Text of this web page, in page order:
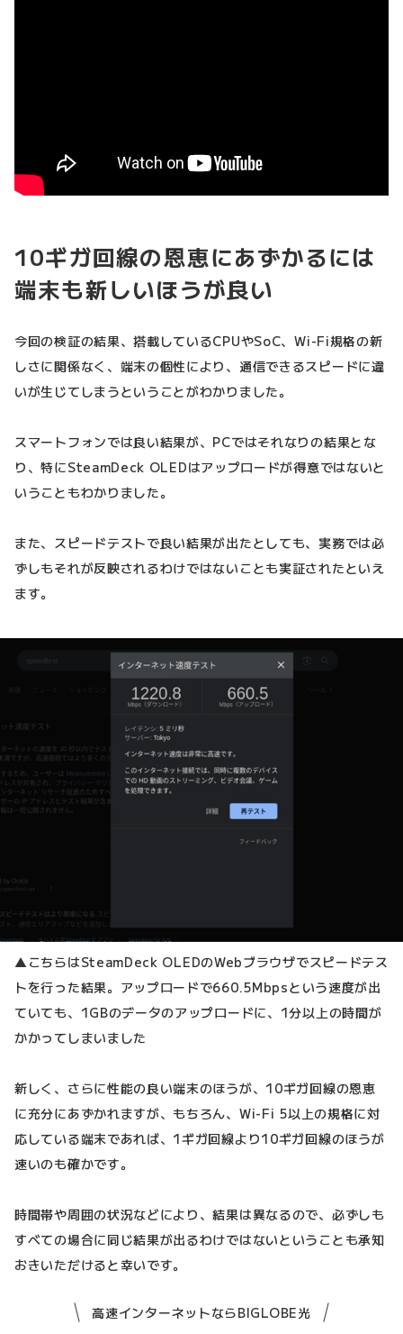
10ギガ回線の恩恵にあずかるには
端末も新しいほうが良い
今回の検証の結果、搭載しているCPUやSoC、Wi-Fi規格の新
しさに関係なく、端末の個性により、通信できるスピードに違
いが生じてしまうということがわかりました。
スマートフォンでは良い結果が、PCではそれなりの結果とな
り、特にSteamDeck OLEDはアップロードが得意ではないと
いうこともわかりました。
また、スピードテストで良い結果が出たとしても、実務では必
ずしもそれが反映されるわけではないことも実証されたといえ
ます。
▲こちらはSteamDeck OLEDのWebブラウザでスピードテス
トを行った結果。アップロードで660.5Mbpsという速度が出
ていても、1GBのデータのアップロードに、1分以上の時間が
かかってしまいました
新しく、さらに性能の良い端末のほうが、10ギガ回線の恩恵
に充分にあずかれますが、もちろん、Wi-Fi 5以上の規格に対
応している端末であれば、1ギガ回線より10ギガ回線のほうが
速いのも確かです。
時間帯や周囲の状況などにより、結果は異なるので、必ずしも
すべての場合に同じ結果が出るわけではないということも承知
おきいただけると幸いです。
高速インターネットならBIGLOBE光